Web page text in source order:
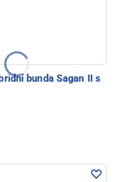
bunda Sagan II s